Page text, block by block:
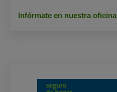
Infórmate en nuestra oficina